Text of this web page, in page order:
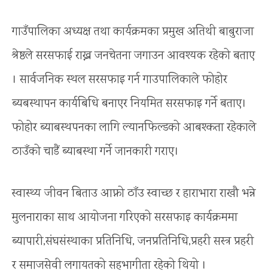
गाउँपालिका अध्यक्ष तथा कार्यक्रमका प्रमुख अतिथी बाबुराजा
श्रेष्ठले सरसफाई राख्न जनचेतना जगाउन आवश्यक रहेको बताए
। सार्वजनिक स्थल सरसफाइ गर्न गाउपालिकाले फोहोर
ब्यबस्थापन कार्यबिधि बनाएर नियमित सरसफाइ गर्ने बताए।
फोहोर ब्याबस्थपनका लागि ल्यानफिल्डको आबश्कता रहेकाले
ठाउँको चाडैं ब्याबस्था गर्ने जानकारी गराए।
स्वास्थ्य जीवन बिताउ आफ्नो ठाँउ स्वाच्छ र हाराभारा राखौ भन्ने
मुलनाराका साथ आयोजना गरिएको सरसफाइ कार्यक्रममा
ब्यापारी,संघसंस्थाका प्रतिनिधि, जनप्रतिनिधि,प्रहरी सस्त्र प्रहरी
र समाजसेवी लगायतको सहभागीता रहेको थियो ।